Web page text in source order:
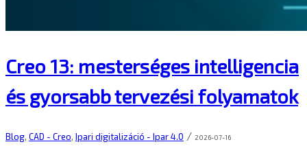
Creo 13: mesterséges intelligencia
és gyorsabb tervezési folyamatok
Blog, CAD - Creo, Ipari digitalizáció - Ipar 4.0 / 2026-07-16